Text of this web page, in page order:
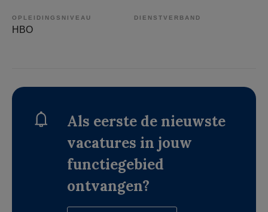
OPLEIDINGSNIVEAU
HBO
DIENSTVERBAND
Als eerste de nieuwste
vacatures in jouw
functiegebied
ontvangen?